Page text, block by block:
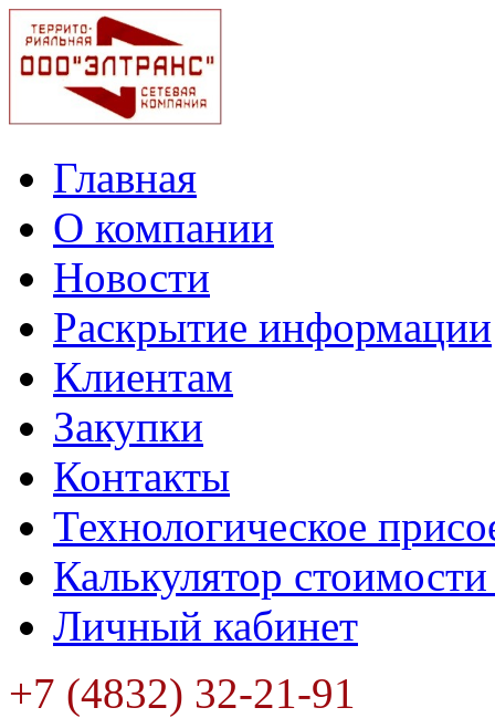
Главная
О компании
Новости
Раскрытие информации
Клиентам
Закупки
Контакты
Технологическое
Калькулятор
Личный кабинет
+7 (4832) 32-21-91